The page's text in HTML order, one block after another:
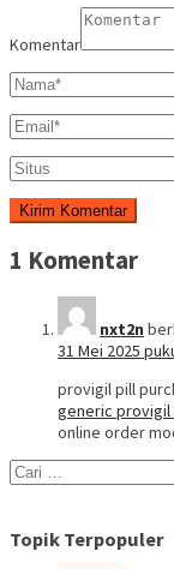
Komentar
1 Komentar
nxt2n
31 Mei 2025
provigil pill
generic provigil
online order
Cari
untuk:
Topik Terpopuler